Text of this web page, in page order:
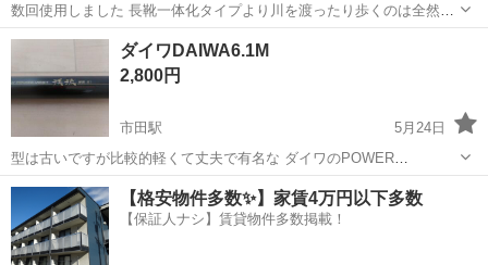
数回使用しました 長靴一体化タイプより川を渡ったり歩くのは全然楽
でした ウェダー以外は新品購入ですが靴はくたびれていますが
MAZUME 靴は25〜26センチ ウェダーサイズはMくらい（リトルプレ
ゼンツ） 画像4枚目は靴の隙...
長野 下伊那郡
ダイワDAIWA6.1M
2,800円
市田駅
5月24日
型は古いですが比較的軽くて丈夫で有名な ダイワのPOWER
MESH6.1Mになります 当方、もう1本の6.1M（翡翠）が自重約165g こ
ちらは自重あ190gになります 特に目立つ傷は見当たらないと思います
宜しくお願...
長野 下伊那郡 市田駅 スポーツ ダイワ
【格安物件多数✨】家賃4万円以下多数
【保証人ナシ】賃貸物件多数掲載！